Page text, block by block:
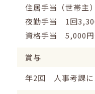
住居手当（世帯主
夜勤手当 1回
資格手当 5,000
賞与
年2回 人事考課に